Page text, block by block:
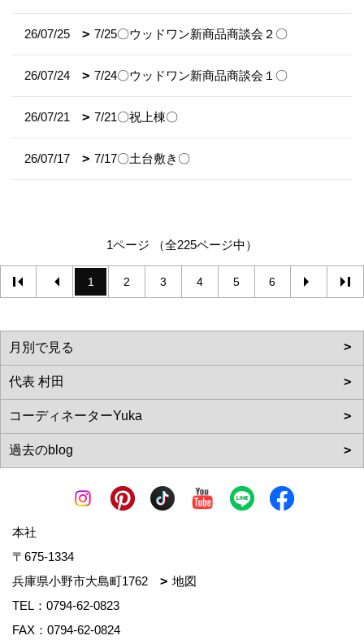
26/07/25 7/25〇ウッドワン新商品商談会２〇
26/07/24 7/24〇ウッドワン新商品商談会１〇
26/07/21 7/21〇祝上棟〇
26/07/17 7/17〇土台敷き〇
1ページ （全225ページ中）
1 2 3 4 5 6
本社
〒675-1334
兵庫県小野市大島町1762
地図
TEL： 0794-62-0823
FAX：0794-62-0824